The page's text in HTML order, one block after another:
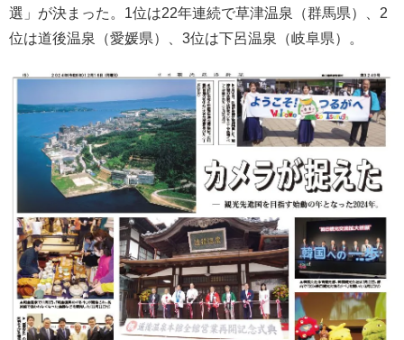
選」が決まった。1位は22年連続で草津温泉（群馬県）、2
位は道後温泉（愛媛県）、3位は下呂温泉（岐阜県）。